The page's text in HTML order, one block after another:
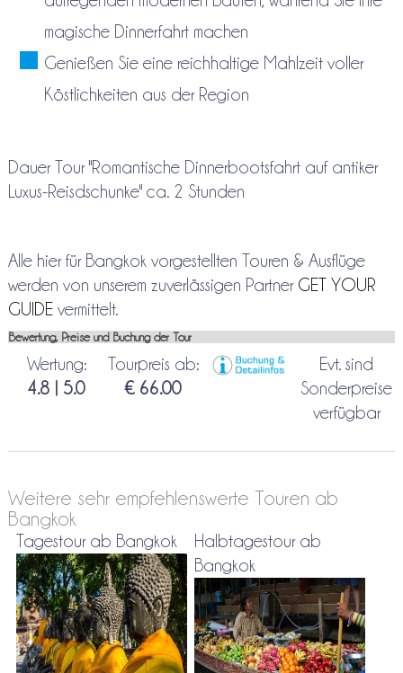
magische Dinnerfahrt machen
Genießen Sie eine reichhaltige Mahlzeit voller
Köstlichkeiten aus der Region
Dauer Tour "Romantische Dinnerbootsfahrt auf antiker
Luxus-Reisdschunke" ca. 2 Stunden
Alle hier für Bangkok vorgestellten Touren & Ausflüge
werden von unserem zuverlässigen Partner GET YOUR
GUIDEvermittelt.
Bewertung, Preise und Buchung der Tour
Wertung:
4.8 | 5.0
Tourpreis ab:
€ 66.00
Evt. sind
Sonderpreise
verfügbar
Weitere sehr empfehlenswerte Touren ab
Bangkok
Tagestour ab Bangkok
Halbtagestour ab
Bangkok